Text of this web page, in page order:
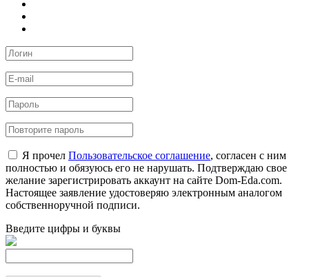
Я прочел Пользовательское соглашение, согласен с ним
полностью и обязуюсь его не нарушать. Подтверждаю свое
желание зарегистрировать аккаунт на сайте Dom-Eda.com.
Настоящее заявление удостоверяю электронным аналогом
собственноручной подписи.
Введите цифры и буквы